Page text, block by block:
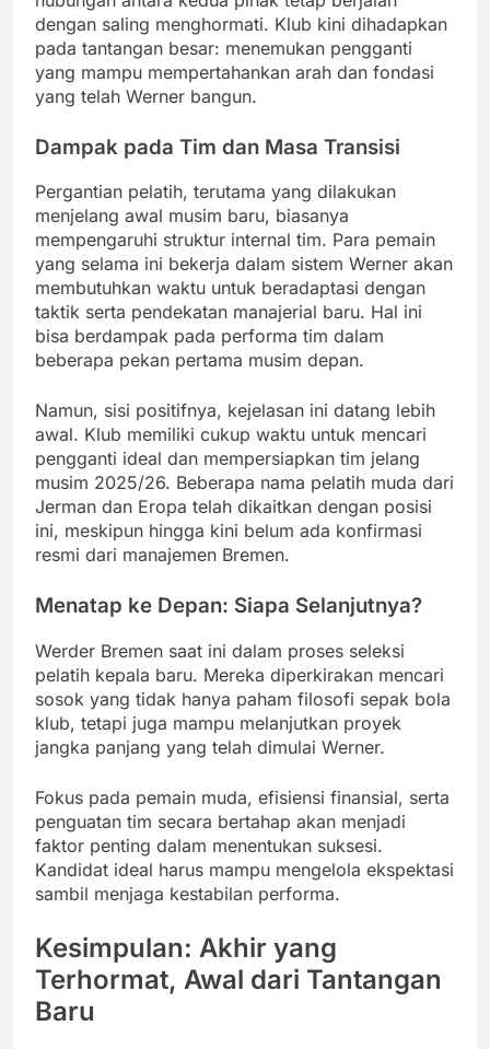
dengan saling menghormati. Klub kini dihadapkan
pada tantangan besar: menemukan pengganti
yang mampu mempertahankan arah dan fondasi
yang telah Werner bangun.
Dampak pada Tim dan Masa Transisi
Pergantian pelatih, terutama yang dilakukan
menjelang awal musim baru, biasanya
mempengaruhi struktur internal tim. Para pemain
yang selama ini bekerja dalam sistem Werner akan
membutuhkan waktu untuk beradaptasi dengan
taktik serta pendekatan manajerial baru. Hal ini
bisa berdampak pada performa tim dalam
beberapa pekan pertama musim depan.
Namun, sisi positifnya, kejelasan ini datang lebih
awal. Klub memiliki cukup waktu untuk mencari
pengganti ideal dan mempersiapkan tim jelang
musim 2025/26. Beberapa nama pelatih muda dari
Jerman dan Eropa telah dikaitkan dengan posisi
ini, meskipun hingga kini belum ada konfirmasi
resmi dari manajemen Bremen.
Menatap ke Depan: Siapa Selanjutnya?
Werder Bremen saat ini dalam proses seleksi
pelatih kepala baru. Mereka diperkirakan mencari
sosok yang tidak hanya paham filosofi sepak bola
klub, tetapi juga mampu melanjutkan proyek
jangka panjang yang telah dimulai Werner.
Fokus pada pemain muda, efisiensi finansial, serta
penguatan tim secara bertahap akan menjadi
faktor penting dalam menentukan suksesi.
Kandidat ideal harus mampu mengelola ekspektasi
sambil menjaga kestabilan performa.
Kesimpulan: Akhir yang
Terhormat, Awal dari Tantangan
Baru